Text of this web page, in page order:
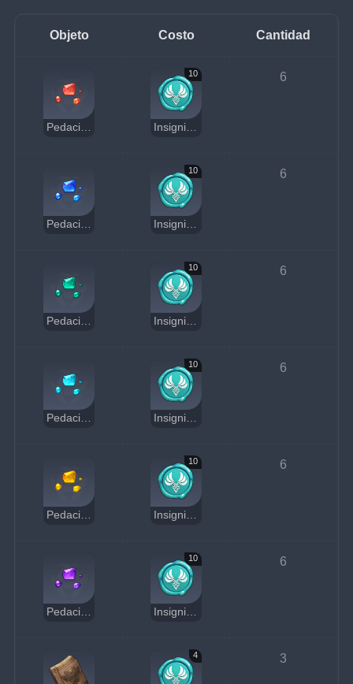
Objeto Costo Cantidad
Pedacito de ágata agnidus
10
Insignia Anemo
6
Pedacito de lazurita varunada
10
Insignia Anemo
6
Pedacito de turquesa vayuda
10
Insignia Anemo
6
Pedacito de jade shivada
10
Insignia Anemo
6
Pedacito de topacio prithiva
10
Insignia Anemo
6
Pedacito de amatista vajrada
10
Insignia Anemo
6
4 3